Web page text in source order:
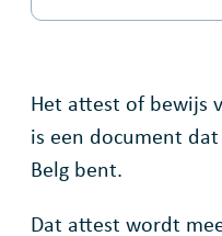
Het attest of bewijs
is een document
Belg bent.
Dat attest wordt